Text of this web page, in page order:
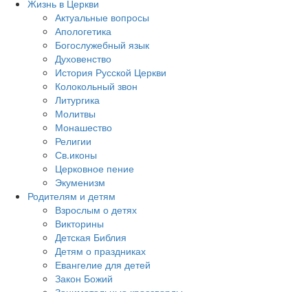
Жизнь в Церкви
Актуальные вопросы
Апологетика
Богослужебный язык
Духовенство
История Русской Церкви
Колокольный звон
Литургика
Молитвы
Монашество
Религии
Св.иконы
Церковное пение
Экуменизм
Родителям и детям
Взрослым о детях
Викторины
Детская Библия
Детям о праздниках
Евангелие для детей
Закон Божий